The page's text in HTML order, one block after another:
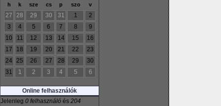
h k sze cs p szo v
27 28 29 30 31 1
2
3
4 5 6 7 8
9
10
11 12 13 14 15
16
17
18 19 20 21 22
23
24
25 26 27 28 29
30
31
1 2 3 4 5 6
Online felhasználók
Jelenleg 0 felhasználó és 204